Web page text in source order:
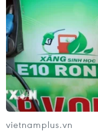
vietnamplus.vn